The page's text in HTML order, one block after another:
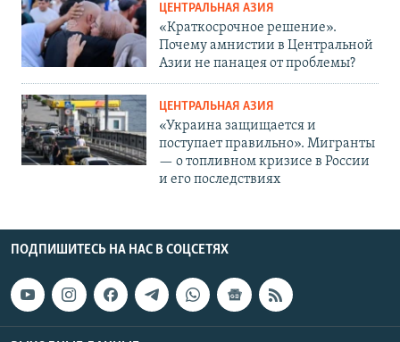
ЦЕНТРАЛЬНАЯ АЗИЯ
«Краткосрочное решение».
Почему амнистии в Центральной
Азии не панацея от проблемы?
ЦЕНТРАЛЬНАЯ АЗИЯ
«Украина защищается и
поступает правильно». Мигранты
— о топливном кризисе в России
и его последствиях
ПОДПИШИТЕСЬ НА НАС В СОЦСЕТЯХ